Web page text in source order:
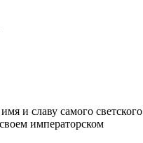
и славу самого светского
императорском